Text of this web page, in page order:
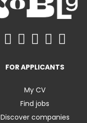
FOR APPLICANTS
My CV
Find jobs
Discover companies